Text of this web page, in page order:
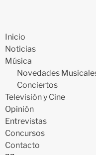
Inicio
Noticias
Música
Novedades
Conciertos
Televisión y Cine
Opinión
Entrevistas
Concursos
Contacto